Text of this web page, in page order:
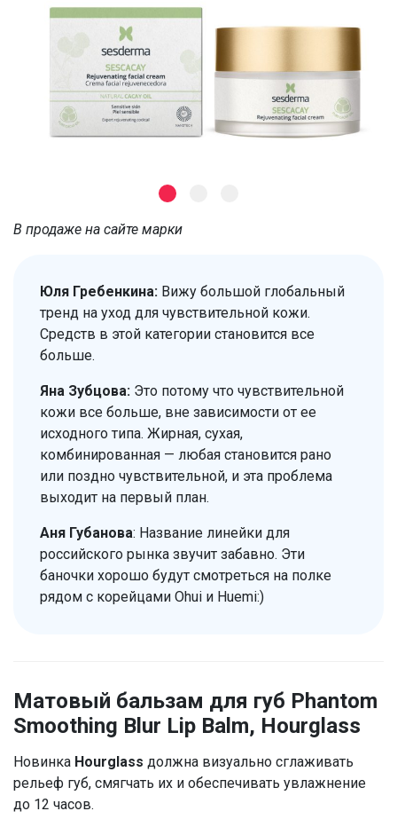
В продаже на сайте марки
Юля Гребенкина: Вижу большой глобальный
тренд на уход для чувствительной кожи.
Средств в этой категории становится все
больше.
Яна Зубцова: Это потому что чувствительной
кожи все больше, вне зависимости от ее
исходного типа. Жирная, сухая,
комбинированная — любая становится рано
или поздно чувствительной, и эта проблема
выходит на первый план.
Аня Губанова: Название линейки для
российского рынка звучит забавно. Эти
баночки хорошо будут смотреться на полке
рядом с корейцами Ohui и Huemi:)
Матовый бальзам для губ Phantom
Smoothing Blur Lip Balm, Hourglass
Новинка Hourglass должна визуально сглаживать
рельеф губ, смягчать их и обеспечивать увлажнение
до 12 часов.